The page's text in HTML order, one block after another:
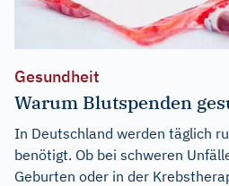
Gesundheit
Warum Blutspenden
In Deutschland werden täglich
benötigt. Ob bei schweren
Geburten oder in der